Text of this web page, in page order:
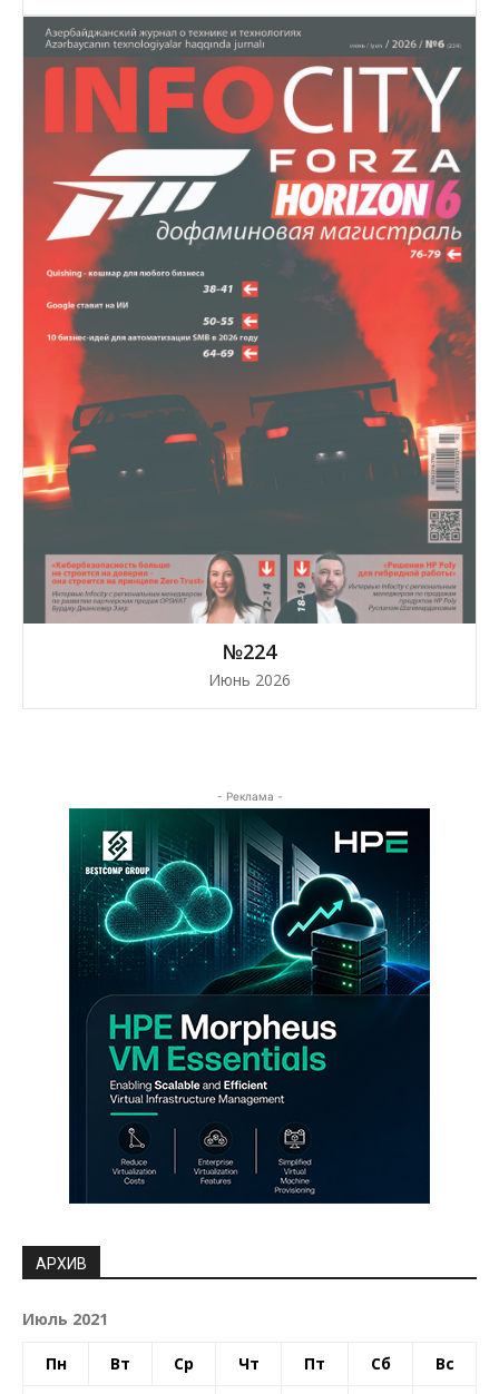
№224
Июнь 2026
- Реклама -
АРХИВ
Июль 2021
Пн Вт Ср Чт Пт Сб Вс